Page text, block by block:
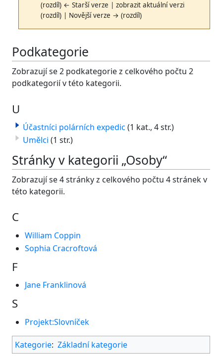
(rozdíl) ← Starší verze | zobrazit aktuální verzi
(rozdíl) | Novější verze → (rozdíl)
Podkategorie
Zobrazují se 2 podkategorie z celkového počtu 2
podkategorií v této kategorii.
U
Účastníci polárních expedic (1 kat., 4 str.)
Umělci (1 str.)
Stránky v kategorii „Osoby“
Zobrazují se 4 stránky z celkového počtu 4 stránek v
této kategorii.
C
William Coppin
Sophia Cracroftová
F
Jane Franklinová
S
Projekt:Slovníček
Kategorie: Základní kategorie